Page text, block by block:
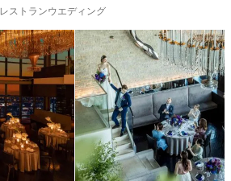
レストランウエディング